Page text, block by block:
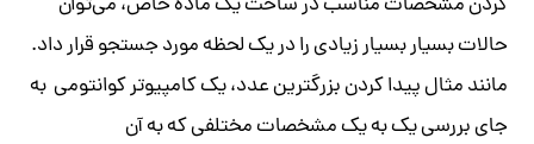
حالات بسیار بسیار زیادی را در یک لحظه مورد جستجو قرار داد.
مانند مثال پیدا کردن بزرگترین عدد، یک کامپیوتر کوانتومی به
جای بررسی یک به یک مشخصات مختلفی که به آن